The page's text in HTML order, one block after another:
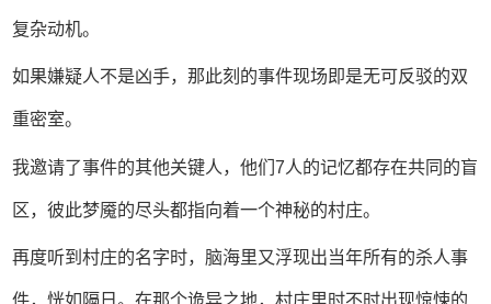
复杂动机。
如果嫌疑人不是凶手，那此刻的事件现场即是无可反驳的双
重密室。
我邀请了事件的其他关键人，他们7人的记忆都存在共同的盲
区，彼此梦魇的尽头都指向着一个神秘的村庄。
再度听到村庄的名字时，脑海里又浮现出当年所有的杀人事
件，恍如隔日。在那个诡异之地，村庄里时不时出现惊悚的